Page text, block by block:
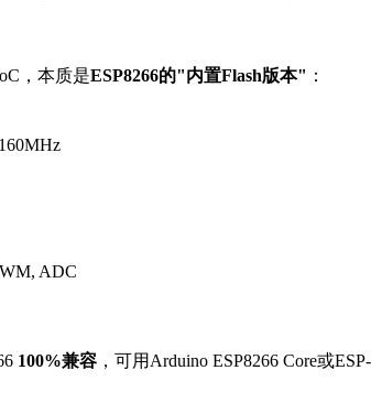
，本质是ESP8266的"内置Flash版本" ：
ADC
100%兼容 ，可用Arduino ESP8266 Core或